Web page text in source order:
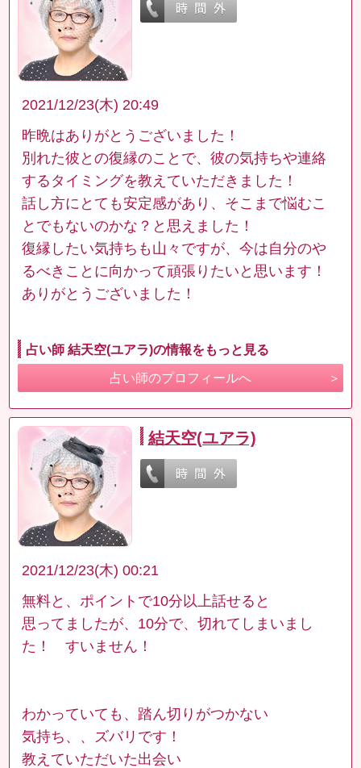
2021/12/23(木) 20:49
昨晩はありがとうございました！
別れた彼との復縁のことで、彼の気持ちや連絡
するタイミングを教えていただきました！
話し方にとても安定感があり、そこまで悩むこ
とでもないのかな？と思えました！
復縁したい気持ちも山々ですが、今は自分のや
るべきことに向かって頑張りたいと思います！
ありがとうございました！
占い師 結天空(ユアラ)の情報をもっと見る
占い師のプロフィールへ
結天空(ユアラ)
2021/12/23(木) 00:21
無料と、ポイントで10分以上話せると
思ってましたが、10分で、切れてしまいまし
た！ すいません！
わかっていても、踏ん切りがつかない
気持ち、、ズバリです！
教えていただいた出会い